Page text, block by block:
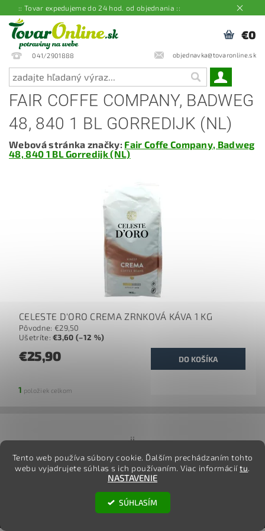
:: Tovar expedujeme do 24 hod. od objednania ::
041/2901888 objednavka@tovaronline.sk
€0
FAIR COFFE COMPANY, BADWEG
48, 840 1 BL GORREDIJK (NL)
Webová stránka značky: Fair Coffe Company, Badweg
48, 840 1 BL Gorredijk (NL)
CELESTE D'ORO CREMA ZRNKOVÁ KÁVA 1 KG
Pôvodne: €29,50
Ušetríte:€3,60 (–12 %)
€25,90
1 položiek celkom
jj
TovarOnline.sk, všetky práva vyhradené
Vytvoril Shoptet
Tento web používa súbory cookie. Ďalším prechádzaním tohto
webu vyjadrujete súhlas s ich používaním. Viac informáciítu.
NASTAVENIE
SÚHLASÍM